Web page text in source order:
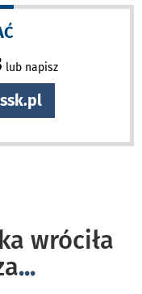
lub napisz
wróciła
...